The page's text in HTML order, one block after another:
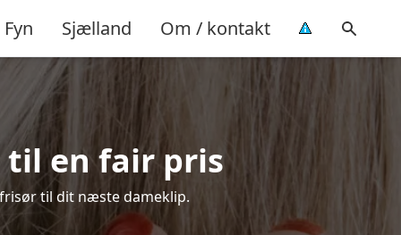
Fyn Sjælland Om / kontakt
til en fair pris
til dit næste dameklip.